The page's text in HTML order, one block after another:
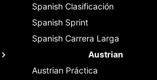
Spanish Clasificación
Spanish Sprint
Spanish Carrera Larga
Austrian
Austrian Práctica